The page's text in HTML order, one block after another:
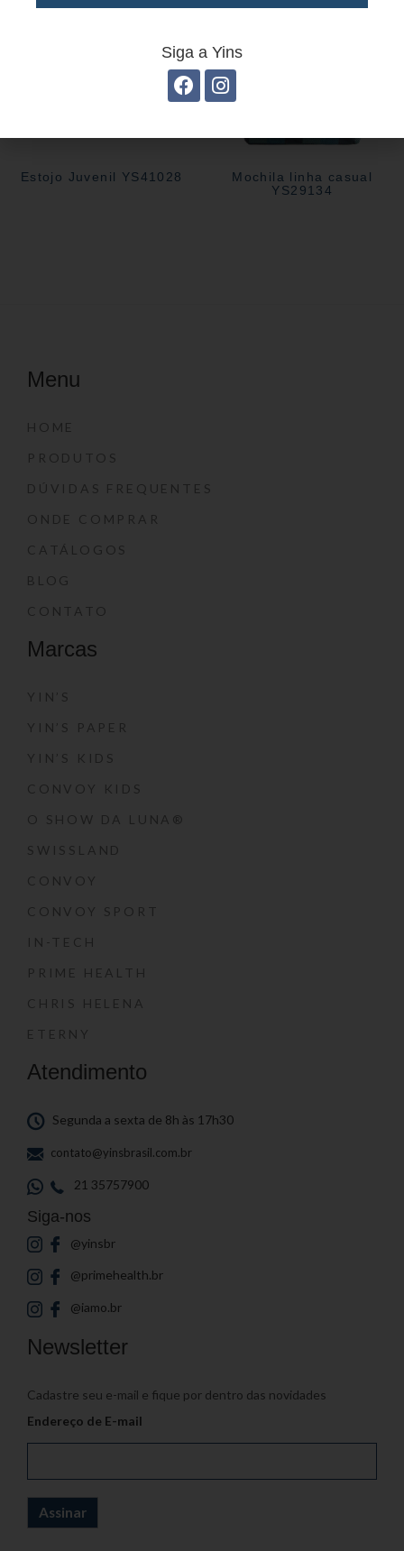
Estojo Juvenil YS41028
Mochila linha casual
YS29134
Menu
HOME
PRODUTOS
DÚVIDAS FREQUENTES
ONDE COMPRAR
CATÁLOGOS
BLOG
CONTATO
Marcas
YIN’S
YIN’S PAPER
YIN’S KIDS
CONVOY KIDS
O SHOW DA LUNA®
SWISSLAND
CONVOY
CONVOY SPORT
IN-TECH
PRIME HEALTH
CHRIS HELENA
ETERNY
Atendimento
Segunda a sexta de 8h às 17h30
contato@yinsbrasil.com.br
21 35757900
Siga-nos
@yinsbr
@primehealth.br
@iamo.br
Newsletter
Cadastre seu e-mail e fique por dentro das novidades
Endereço de E-mail
Siga a Yins